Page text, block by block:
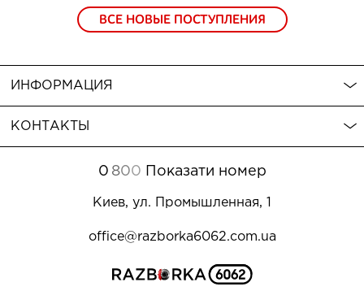
ВСЕ НОВЫЕ ПОСТУПЛЕНИЯ
ИНФОРМАЦИЯ
КОНТАКТЫ
0 800 Показати номер
Киев, ул. Промышленная, 1
office@razborka6062.com.ua